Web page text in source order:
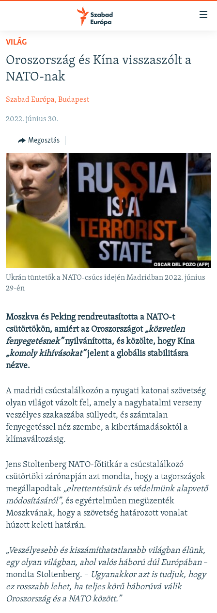
Akadálymentes
Ugrás
fő
oldalra
Ugrás
VIDEÓK
ELEMZŐ
NER15
SZABADON
TÁRSADALOM
DEMOKRÁCIA
A PÉNZ NYOMÁBAN
EURÓPAI UNIÓ
VILÁG
A MÚLT TANULSÁGAI
Valamennyi RFE/RL weboldal
VILÁG
Oroszország és Kína visszaszólt a
NATO-nak
Szabad Európa, Budapest
2022. június 30.
Megosztás
Ukrán tüntetők a NATO-csúcs idején Madridban 2022. június
29-én
Moszkva és Peking rendreutasította a NATO-t
csütörtökön, amiért az Oroszországot „közvetlen
fenyegetésnek”nyilvánította, és közölte, hogy Kína
„komoly kihívásokat”jelent a globális stabilitásra
nézve.
A madridi csúcstalálkozón a nyugati katonai szövetség
olyan világot vázolt fel, amely a nagyhatalmi verseny
veszélyes szakaszába süllyedt, és számtalan
fenyegetéssel néz szembe, a kibertámadásoktól a
klímaváltozásig.
Jens Stoltenberg NATO-főtitkár a csúcstalálkozó
csütörtöki zárónapján azt mondta, hogy a tagországok
megállapodtak „elrettentésünk és védelmünk alapvető
módosításáról”, és egyértelműen megüzenték
Moszkvának, hogy a szövetség határozott vonalat
húzott keleti határán.
„Veszélyesebb és kiszámíthatatlanabb világban élünk,
egy olyan világban, ahol valós háború dúl Európában–
mondta Stoltenberg. – Ugyanakkor azt is tudjuk, hogy
ez rosszabb lehet, ha teljes körű háborúvá válik
Oroszország és a NATO között.”